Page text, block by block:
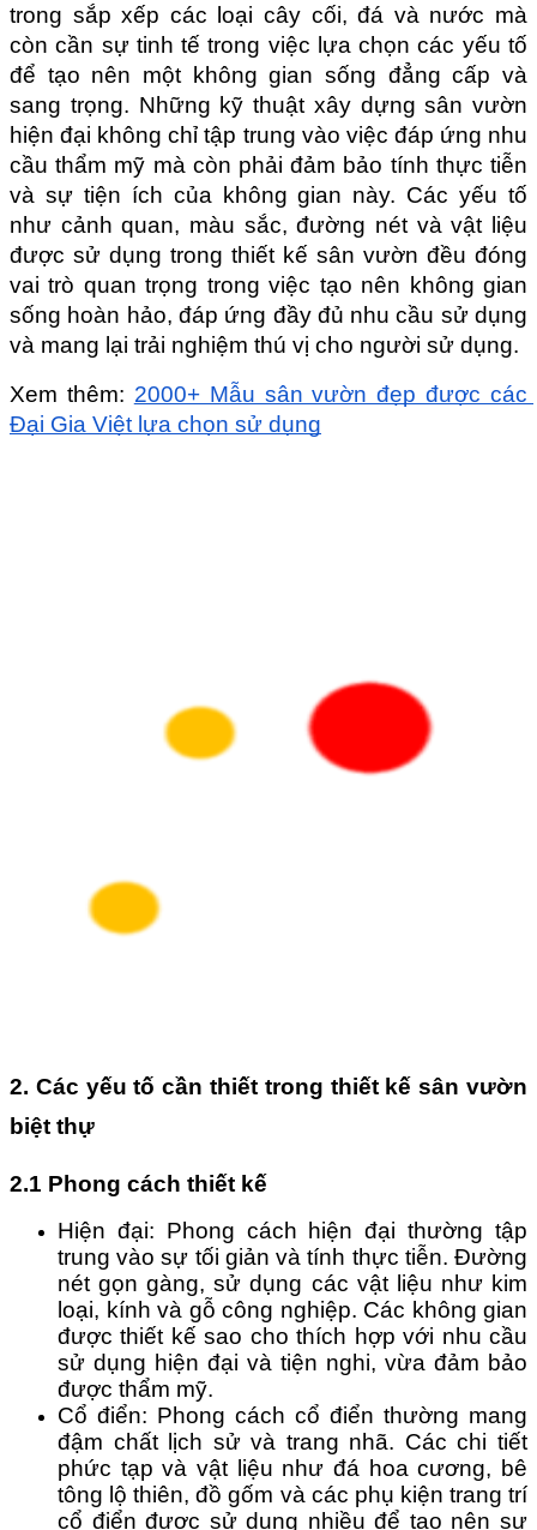
trong sắp xếp các loại cây cối, đá và nước mà
còn cần sự tinh tế trong việc lựa chọn các yếu tố
để tạo nên một không gian sống đẳng cấp và
sang trọng. Những kỹ thuật xây dựng sân vườn
hiện đại không chỉ tập trung vào việc đáp ứng nhu
cầu thẩm mỹ mà còn phải đảm bảo tính thực tiễn
và sự tiện ích của không gian này. Các yếu tố
như cảnh quan, màu sắc, đường nét và vật liệu
được sử dụng trong thiết kế sân vườn đều đóng
vai trò quan trọng trong việc tạo nên không gian
sống hoàn hảo, đáp ứng đầy đủ nhu cầu sử dụng
và mang lại trải nghiệm thú vị cho người sử dụng.
Xem thêm: 2000+ Mẫu sân vườn đẹp được các
Đại Gia Việt lựa chọn sử dụng
2. Các yếu tố cần thiết trong thiết kế sân vườn
biệt thự
2.1 Phong cách thiết kế
Hiện đại: Phong cách hiện đại thường tập
trung vào sự tối giản và tính thực tiễn. Đường
nét gọn gàng, sử dụng các vật liệu như kim
loại, kính và gỗ công nghiệp. Các không gian
được thiết kế sao cho thích hợp với nhu cầu
sử dụng hiện đại và tiện nghi, vừa đảm bảo
được thẩm mỹ.
Cổ điển: Phong cách cổ điển thường mang
đậm chất lịch sử và trang nhã. Các chi tiết
phức tạp và vật liệu như đá hoa cương, bê
tông lộ thiên, đồ gốm và các phụ kiện trang trí
cổ điển được sử dụng nhiều để tạo nên sự